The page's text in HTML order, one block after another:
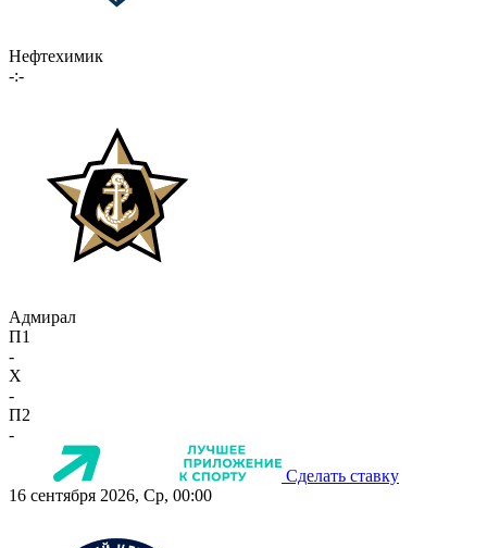
Нефтехимик
-:-
Адмирал
П1
-
X
-
П2
-
Сделать ставку
16 сентября 2026, Ср, 00:00